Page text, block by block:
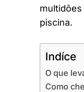
piscina.
Indíce
O que
Como